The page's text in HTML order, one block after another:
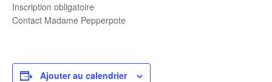
Inscription obligatoire
Contact Madame Pepperpote
Ajouter au calendrier